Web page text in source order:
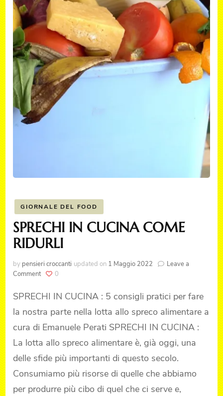
GIORNALE DEL FOOD
SPRECHI IN CUCINA COME
RIDURLI
by pensieri croccanti updated on 1 Maggio 2022
Leave a
Commenton
IN
COME
RIDURLI
0
SPRECHI IN CUCINA : 5 consigli pratici per fare
la nostra parte nella lotta allo spreco alimentare a
cura di Emanuele Perati SPRECHI IN CUCINA :
La lotta allo spreco alimentare è, già oggi, una
delle sfide più importanti di questo secolo.
Consumiamo più risorse di quelle che abbiamo
per produrre più cibo di quel che ci serve e,